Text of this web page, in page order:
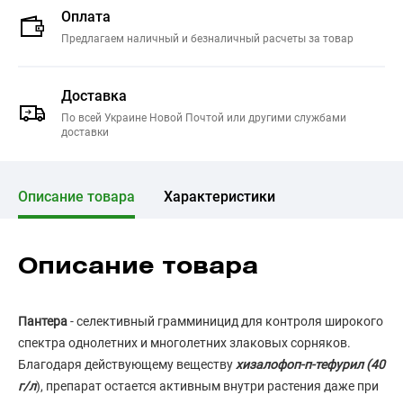
Оплата
Предлагаем наличный и безналичный расчеты за товар
Доставка
По всей Украине Новой Почтой или другими службами
доставки
Описание товара Характеристики
Описание товара
Пантера- селективный грамминицид для контроля широкого
спектра однолетних и многолетних злаковых сорняков.
Благодаря действующему веществу хизалофоп-п-тефурил (40
г/л), препарат остается активным внутри растения даже при